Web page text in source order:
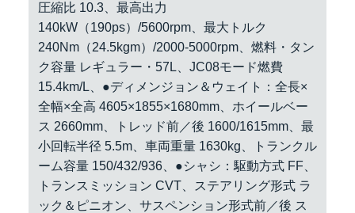
圧縮比 10.3、最高出力
140kW（190ps）/5600rpm、最大トルク
240Nm（24.5kgm）/2000-5000rpm、燃料・タン
ク容量 レギュラー・57L、JC08モード燃費
15.4km/L、●ディメンジョン＆ウェイト：全長×
全幅×全高 4605×1855×1680mm、ホイールベー
ス 2660mm、トレッド前／後 1600/1615mm、最
小回転半径 5.5m、車両重量 1630kg、トランクル
ーム容量 150/432/936、●シャシ：駆動方式 FF、
トランスミッション CVT、ステアリング形式 ラ
ック＆ピニオン、サスペンション形式前／後 ス